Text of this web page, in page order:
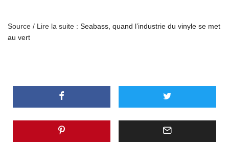
Source / Lire la suite : Seabass, quand l’industrie du vinyle se met
au vert